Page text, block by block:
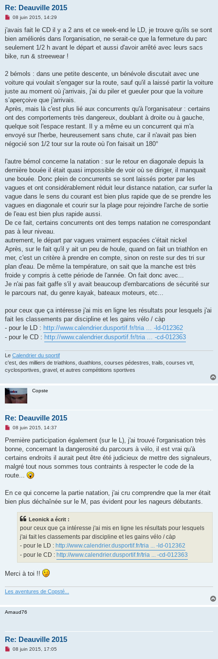
Re: Deauville 2015
M
s
a
g
n
l
u
08 juin 2015, 14:29
j'avais fait le CD il y a 2 ans et ce week-end le LD, je trouve qu'ils se sont
bien améliorés dans l'organisation, ne serait-ce que la fermeture du parc
seulement 1/2 h avant le départ et aussi d'avoir arrêté avec leurs sacs
bike, run & streewear !
2 bémols : dans une petite descente, un bénévole discutait avec une
voiture qui voulait s'engager sur la route, sauf qu'il a laissé partir la voiture
juste au moment où j'arrivais, j'ai du piler et gueuler pour que la voiture
s’aperçoive que j'arrivais.
Après, mais là c'est plus lié aux concurrents qu'à l'organisateur : certains
ont des comportements très dangereux, doublant à droite ou à gauche,
quelque soit l'espace restant. Il y a même eu un concurrent qui m'a
envoyé sur l'herbe, heureusement sans chute, car il n'avait pas bien
négocié son 1/2 tour sur la route où l'on faisait un 180°
l'autre bémol concerne la natation : sur le retour en diagonale depuis la
dernière bouée il était quasi impossible de voir où se diriger, il manquait
une bouée. Donc plein de concurrents se sont laissés porter par les
vagues et ont considérablement réduit leur distance natation, car surfer la
vague dans le sens du courant est bien plus rapide que de se prendre les
vagues en diagonale et courir sur la plage pour rejoindre l'arche de sortie
de l'eau est bien plus rapide aussi.
De ce fait, certains concurrents ont des temps natation ne correspondant
pas à leur niveau.
autrement, le départ par vagues vraiment espacées c'était nickel
Après, sur le fait qu'il y ait un peu de houle, quand on fait un triathlon en
mer, c'est un critère à prendre en compte, sinon on reste sur des tri sur
plan d'eau. De même la température, on sait que la manche est très
froide y compris à cette période de l'année. On fait donc avec...
Je n'ai pas fait gaffe s'il y avait beaucoup d'embarcations de sécurité sur
le parcours nat, du genre kayak, bateaux moteurs, etc...
pour ceux que ça intéresse j'ai mis en ligne les résultats pour lesquels j'ai
fait les classements par discipline et les gains vélo / càp
- pour le LD : http://www.calendrier.dusportif.fr/tria ... -ld-012362
- pour le CD : http://www.calendrier.dusportif.fr/tria ... -cd-012363
Le Calendrier du sportif
c'est, des milliers de triathlons, duathlons, courses pédestres, trails, courses vtt,
cyclosportives, gravel, et autres compétitions sportives
Copste
Re: Deauville 2015
M
s
a
g
n
o
u
08 juin 2015, 14:37
Première participation également (sur le L), j'ai trouvé l'organisation très
bonne, concernant la dangerosité du parcours à vélo, il est vrai qu'à
certains endroits il aurait peut être été judicieux de mettre des signaleurs,
malgré tout nous sommes tous contraints à respecter le code de la
route...
En ce qui concerne la partie natation, j'ai cru comprendre que la mer était
bien plus déchaînée sur le M, pas évident pour les nageurs débutants.
Leonick a écrit :
pour ceux que ça intéresse j'ai mis en ligne les résultats pour lesquels
j'ai fait les classements par discipline et les gains vélo / càp
- pour le LD : http://www.calendrier.dusportif.fr/tria ... -ld-012362
- pour le CD : http://www.calendrier.dusportif.fr/tria ... -cd-012363
Merci à toi !!
Les aventures de Copsté...
Arnaud76
Re: Deauville 2015
M08 juin 2015, 17:05